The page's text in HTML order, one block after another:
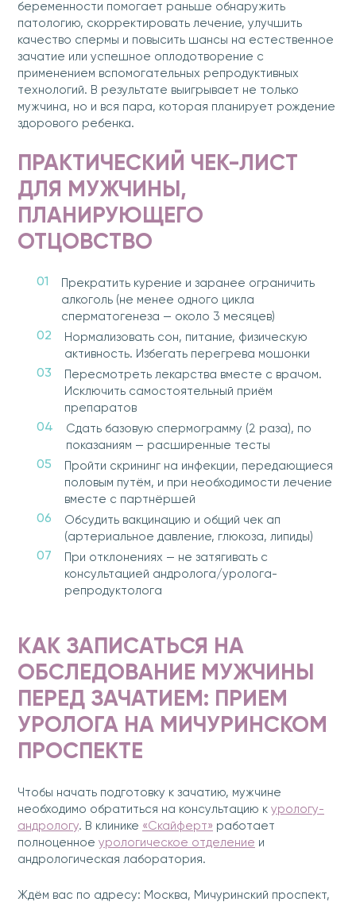
беременности помогает раньше обнаружить
патологию, скорректировать лечение, улучшить
качество спермы и повысить шансы на естественное
зачатие или успешное оплодотворение с
применением вспомогательных репродуктивных
технологий. В результате выигрывает не только
мужчина, но и вся пара, которая планирует рождение
здорового ребенка.
ПРАКТИЧЕСКИЙ ЧЕК-ЛИСТ
ДЛЯ МУЖЧИНЫ,
ПЛАНИРУЮЩЕГО
ОТЦОВСТВО
Прекратить курение и заранее ограничить
алкоголь (не менее одного цикла
сперматогенеза — около 3 месяцев)
Нормализовать сон, питание, физическую
активность. Избегать перегрева мошонки
Пересмотреть лекарства вместе с врачом.
Исключить самостоятельный приём
препаратов
Сдать базовую спермограмму (2 раза), по
показаниям — расширенные тесты
Пройти скрининг на инфекции, передающиеся
половым путём, и при необходимости лечение
вместе с партнёршей
Обсудить вакцинацию и общий чек ап
(артериальное давление, глюкоза, липиды)
При отклонениях — не затягивать с
консультацией андролога/уролога-
репродуктолога
КАК ЗАПИСАТЬСЯ НА
ОБСЛЕДОВАНИЕ МУЖЧИНЫ
ПЕРЕД ЗАЧАТИЕМ: ПРИЕМ
УРОЛОГА НА МИЧУРИНСКОМ
ПРОСПЕКТЕ
Чтобы начать подготовку к зачатию, мужчине
необходимо обратиться на консультацию к урологу-
андрологу. В клинике «Скайферт» работает
полноценное урологическое отделение и
андрологическая лаборатория.
Ждём вас по адресу: Москва, Мичуринский проспект,